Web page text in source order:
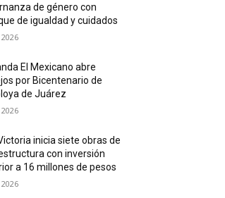
de género con
de igualdad y cuidados
El Mexicano abre
por Bicentenario de
de Juárez
inicia siete obras de
con inversión
a 16 millones de pesos